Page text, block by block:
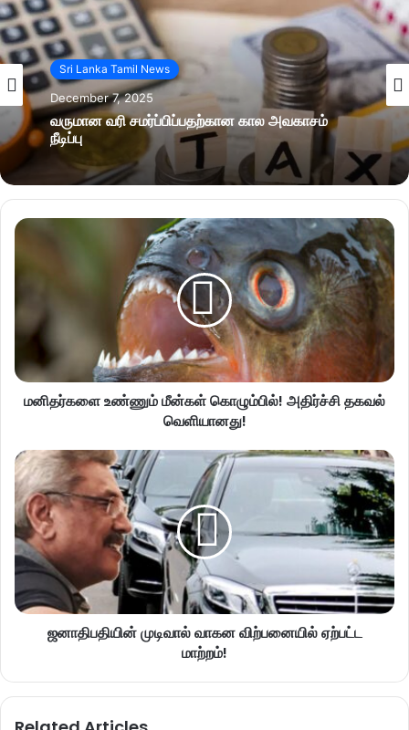
Sri Lanka Tamil News
December 7, 2025
வருமான வரி சமர்ப்பிப்பதற்கான கால அவகாசம்
நீடிப்பு
மனிதர்களை உண்ணும் மீன்கள் கொழும்பில்! அதிர்ச்சி தகவல்
வெளியானது!
ஜனாதிபதியின் முடிவால் வாகன விற்பனையில் ஏற்பட்ட
மாற்றம்!